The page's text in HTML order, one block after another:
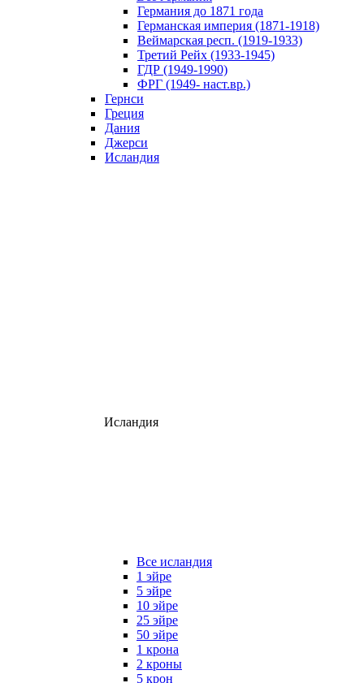
Германия до 1871 года
Германская империя (1871-1918)
Веймарская респ. (1919-1933)
Третий Рейх (1933-1945)
ГДР (1949-1990)
ФРГ (1949- наст.вр.)
Гернси
Греция
Дания
Джерси
Исландия
Исландия
Все исландия
1 эйре
5 эйре
10 эйре
25 эйре
50 эйре
1 крона
2 кроны
5 крон